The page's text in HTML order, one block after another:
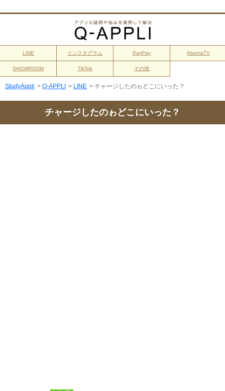
LINE インスタグラム PayPay AbemaTV
SHOWROOM TikTok その他
StudyAppli > Q-APPLI > LINE > チャージしたのゎどこにいった？
チャージしたのゎどこにいった？